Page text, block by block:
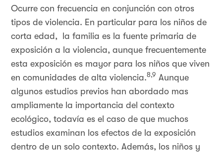
Ocurre con frecuencia en conjunción con otros
tipos de violencia. En particular para los niños de
corta edad, la familia es la fuente primaria de
exposición a la violencia, aunque frecuentemente
esta exposición es mayor para los niños que viven
en comunidades de alta violencia.8,9 Aunque
algunos estudios previos han abordado mas
ampliamente la importancia del contexto
ecológico, todavía es el caso de que muchos
estudios examinan los efectos de la exposición
dentro de un solo contexto. Además, los niños y